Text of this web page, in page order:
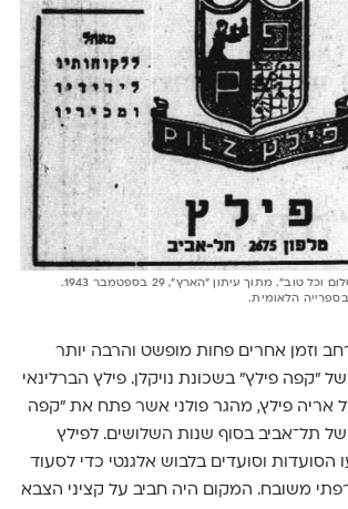
״קפה פילץ מאחל שנת שלום וכל טוב״. מתוך עיתון ״הארץ״, 29 בספטמבר 1943.
הלאומית.
וזמן אחרים פחות מופשט והרבה יותר
״קפה פילץ״ בשכונת נויקלן. פילץ הברלינאי
אריה פילץ, מהגר פולני אשר פתח את ״קפה
תל־אביב בסוף שנות השלושים. לפילץ
הסועדות וסועדים בלבוש אלגנטי כדי לסעוד
משובח. המקום היה חביב על קציני הצבא